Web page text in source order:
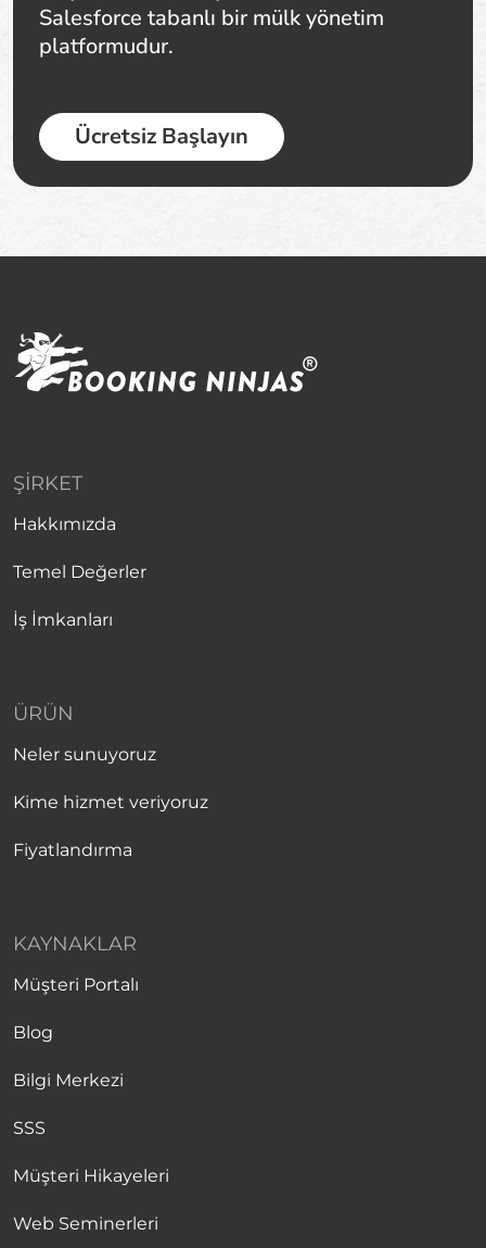
Salesforce tabanlı bir mülk yönetim
platformudur.
Ücretsiz Başlayın
ŞIRKET
Hakkımızda
Temel Değerler
İş İmkanları
ÜRÜN
Neler sunuyoruz
Kime hizmet veriyoruz
Fiyatlandırma
KAYNAKLAR
Müşteri Portalı
Blog
Bilgi Merkezi
SSS
Müşteri Hikayeleri
Web Seminerleri